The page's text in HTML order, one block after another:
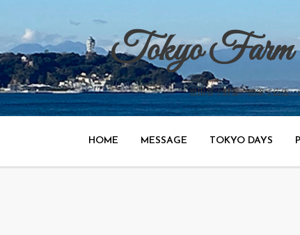
Tokyo
世田谷で野菜、渋谷で広告
HOME MESSAGE TOKYO DAYS